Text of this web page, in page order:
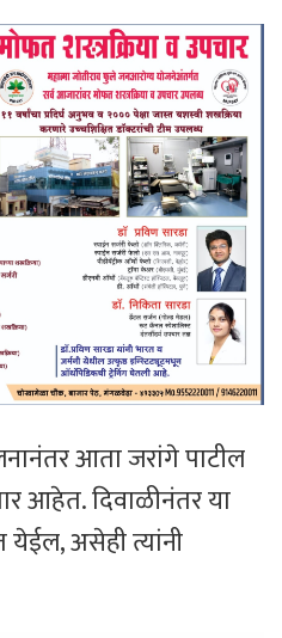
आता जरांगे पाटील
आहेत. दिवाळीनंतर या
असेही त्यांनी